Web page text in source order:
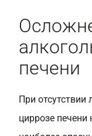
печени
При отсутствии
циррозе